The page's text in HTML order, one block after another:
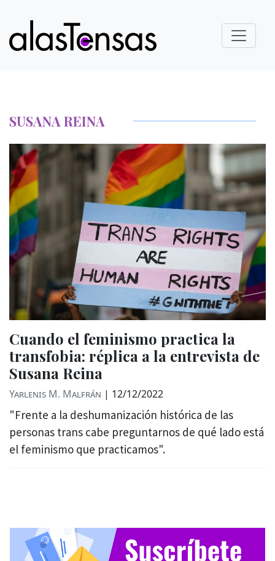
SUSANA REINA
Cuando el feminismo practica la
transfobia: réplica a la entrevista de
Susana Reina
Yarlenis M. Malfrán | 12/12/2022
"Frente a la deshumanización histórica de las
personas trans cabe preguntarnos de qué lado está
el feminismo que practicamos".